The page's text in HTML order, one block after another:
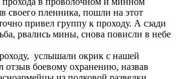
своего пленника, пошли на этот
привел группу к проходу. А сзади
рвались мины, снова повисли в небе
услышали окрик с нашей
отзыв боевому охранению, назвав